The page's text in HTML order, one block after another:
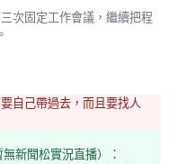
「學潮紀錄」參與人員的名
。
，負責「學潮紀錄」參與人
網路參加。
自己帶過去，而且要找人
新聞松實況直播）：